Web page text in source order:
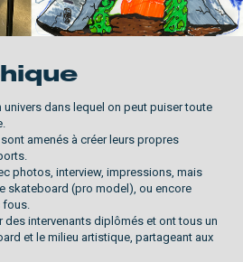
dans lequel on peut puiser toute
amenés à créer leurs propres
photos, interview, impressions, mais
skateboard (pro model), ou encore
fous.
des intervenants diplômés et ont tous un
et le milieu artistique, partageant aux